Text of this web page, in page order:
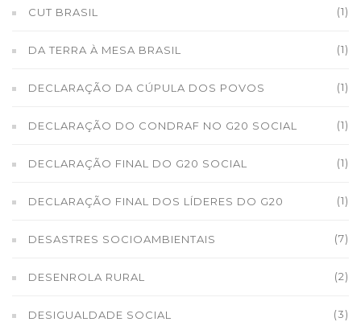
CUT BRASIL (1)
DA TERRA À MESA BRASIL (1)
DECLARAÇÃO DA CÚPULA DOS POVOS (1)
DECLARAÇÃO DO CONDRAF NO G20 SOCIAL (1)
DECLARAÇÃO FINAL DO G20 SOCIAL (1)
DECLARAÇÃO FINAL DOS LÍDERES DO G20 (1)
DESASTRES SOCIOAMBIENTAIS (7)
DESENROLA RURAL (2)
DESIGUALDADE SOCIAL (3)